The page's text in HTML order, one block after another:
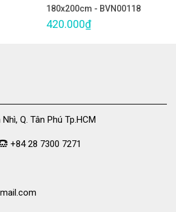
180x200cm - BVN00118
420.000₫
Q. Tân Phú Tp.HCM
+84 28 7300 7271